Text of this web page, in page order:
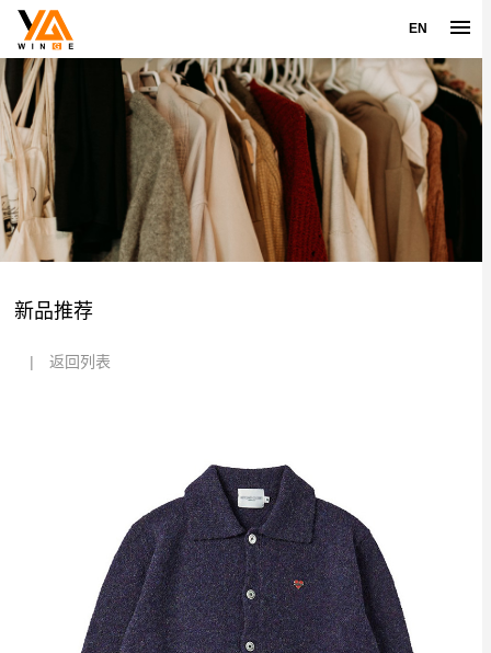
EN
新品推荐
|返回列表